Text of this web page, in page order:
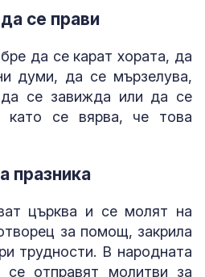
се прави
да се карат хората, да
думи, да се мързелува,
се завижда или да се
като се вярва, че това
празника
църква и се молят на
за помощ, закрила
трудности. В народната
се отправят молитви за